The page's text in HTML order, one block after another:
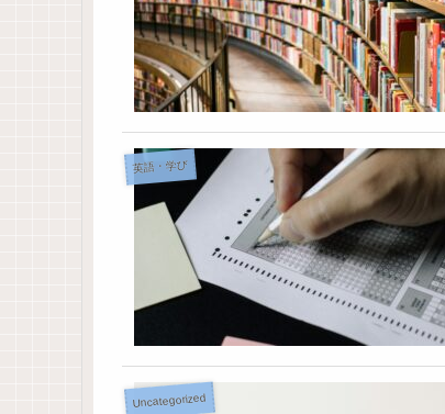
英語・学び
Uncategorized